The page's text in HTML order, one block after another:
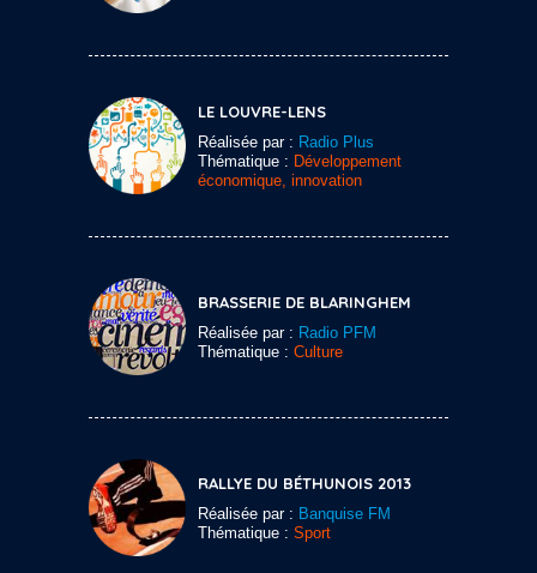
LE LOUVRE-LENS
Réalisée par : Radio Plus
Thématique : Développement
économique, innovation
BRASSERIE DE BLARINGHEM
Réalisée par : Radio PFM
Thématique : Culture
RALLYE DU BÉTHUNOIS 2013
Réalisée par : Banquise FM
Thématique : Sport